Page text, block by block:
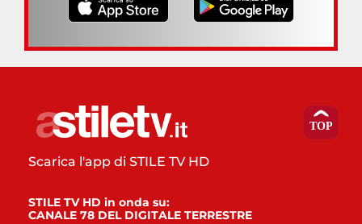
Scarica l'app di STILE TV HD
STILE TV HD in onda su:
CANALE 78 DEL DIGITALE TERRESTRE